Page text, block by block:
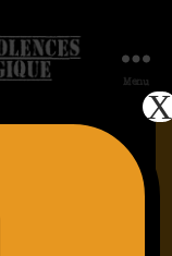
Menu
X